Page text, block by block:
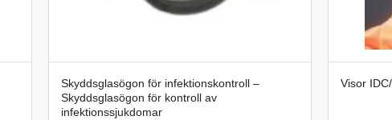
Skyddsglasögon för infektionskontroll –
Skyddsglasögon för kontroll av
infektionssjukdomar
Visor